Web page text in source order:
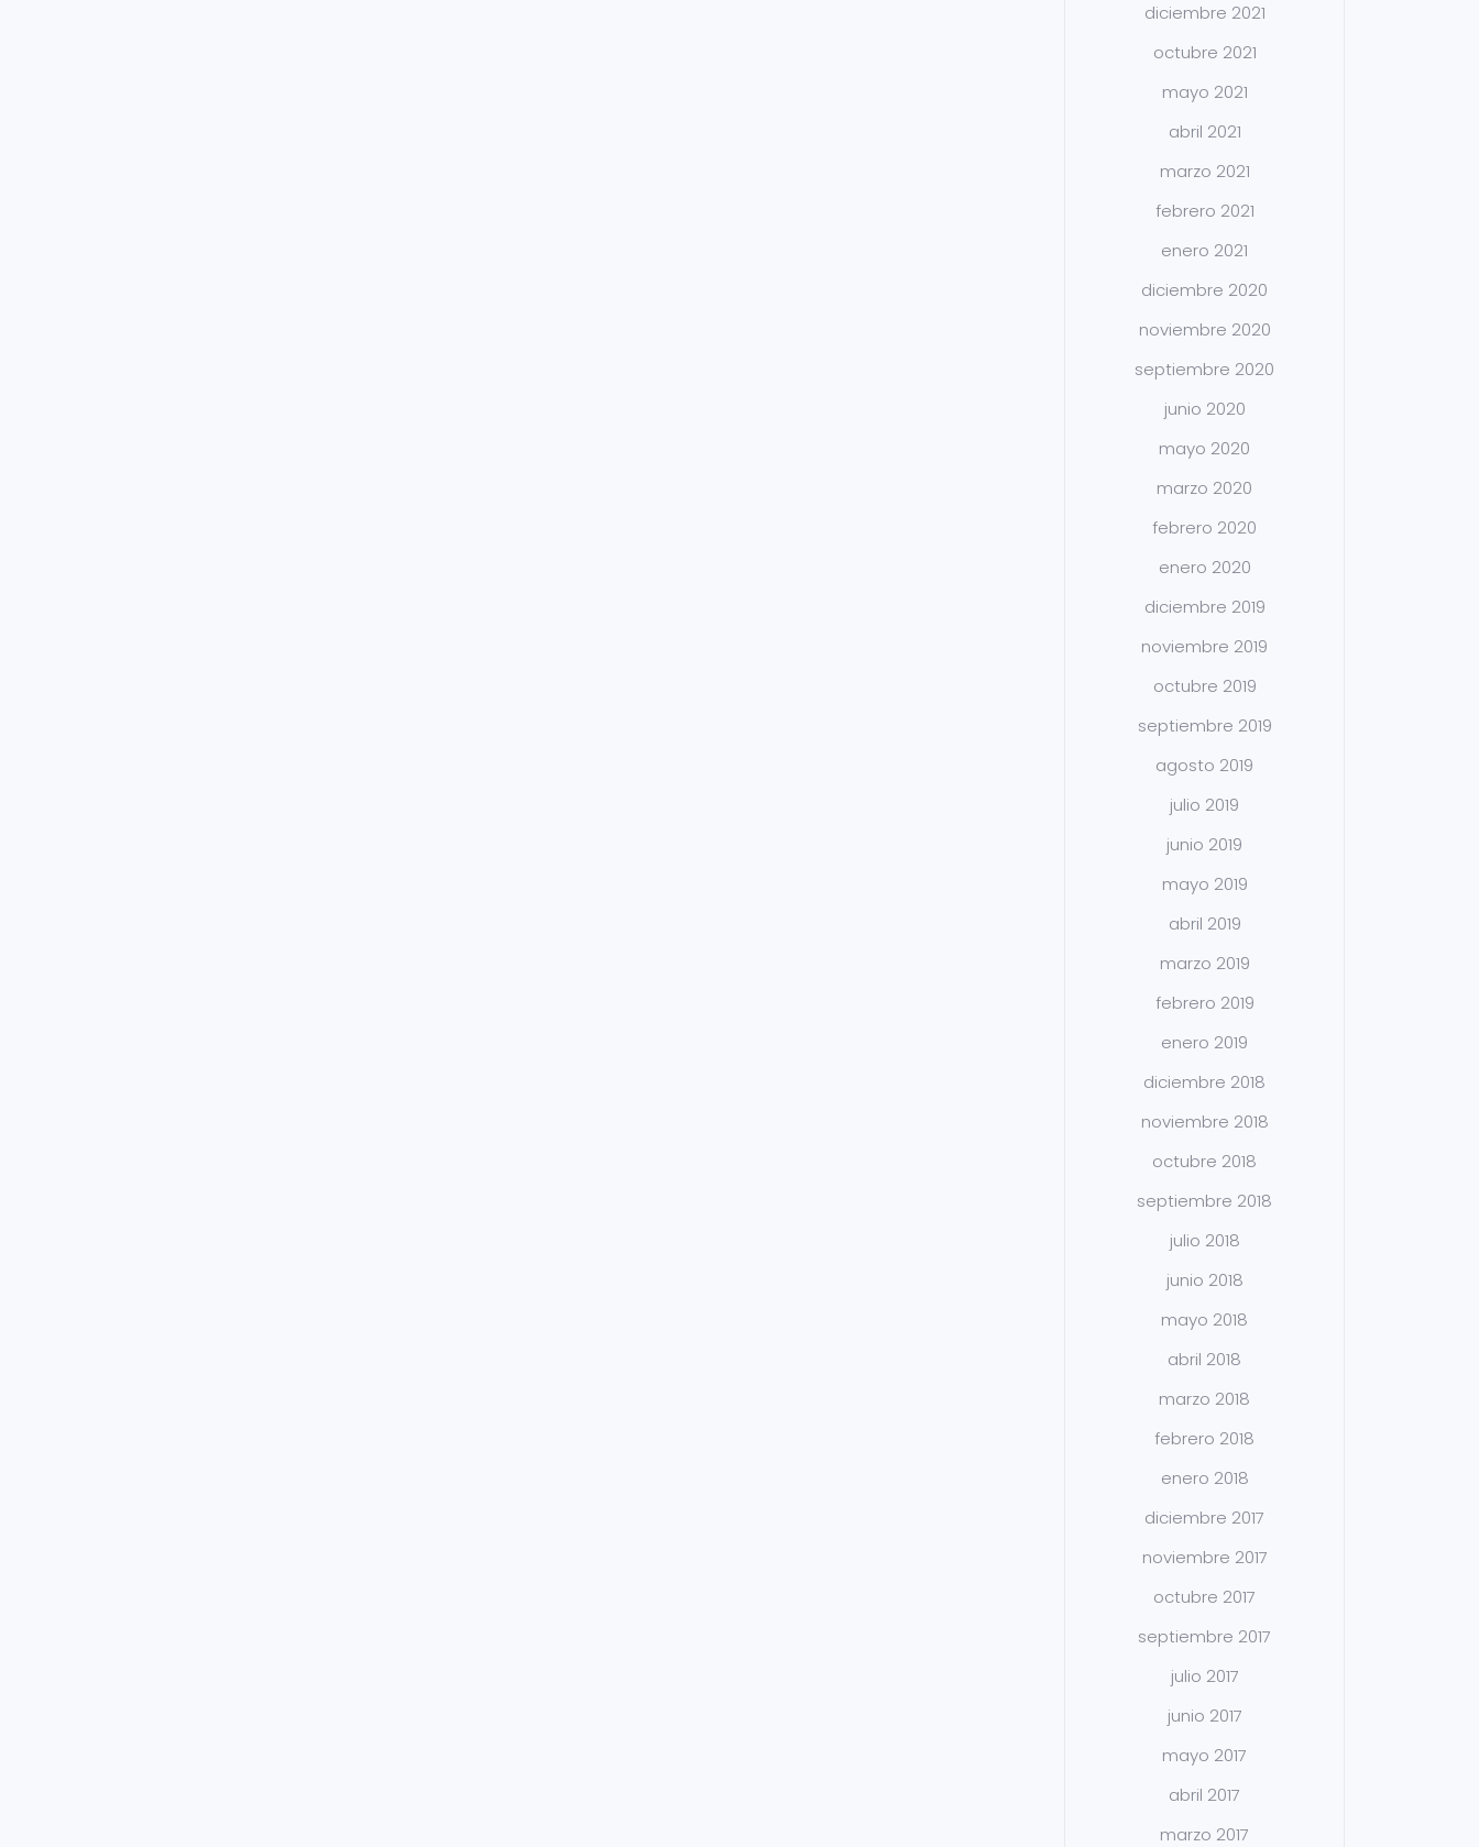
diciembre 2021
octubre 2021
mayo 2021
abril 2021
marzo 2021
febrero 2021
enero 2021
diciembre 2020
noviembre 2020
septiembre 2020
junio 2020
mayo 2020
marzo 2020
febrero 2020
enero 2020
diciembre 2019
noviembre 2019
octubre 2019
septiembre 2019
agosto 2019
julio 2019
junio 2019
mayo 2019
abril 2019
marzo 2019
febrero 2019
enero 2019
diciembre 2018
noviembre 2018
octubre 2018
septiembre 2018
julio 2018
junio 2018
mayo 2018
abril 2018
marzo 2018
febrero 2018
enero 2018
diciembre 2017
noviembre 2017
octubre 2017
septiembre 2017
julio 2017
junio 2017
mayo 2017
abril 2017
marzo 2017